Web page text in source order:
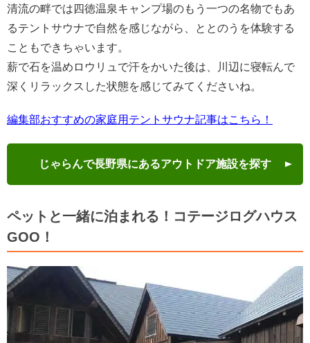
清流の畔では四徳温泉キャンプ場のもう一つの名物でもあ
るテントサウナで自然を感じながら、ととのうを体験する
こともできちゃいます。
薪で石を温めロウリュで汗をかいた後は、川辺に寝転んで
深くリラックスした状態を感じてみてくださいね。
編集部おすすめの家庭用テントサウナ記事はこちら！
じゃらんで長野県にあるアウトドア施設を探す
ペットと一緒に泊まれる！コテージログハウス
GOO！